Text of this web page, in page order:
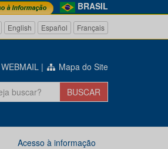
BRASIL
English Español Français
WEBMAIL | Mapa do Site
Acesso à informação